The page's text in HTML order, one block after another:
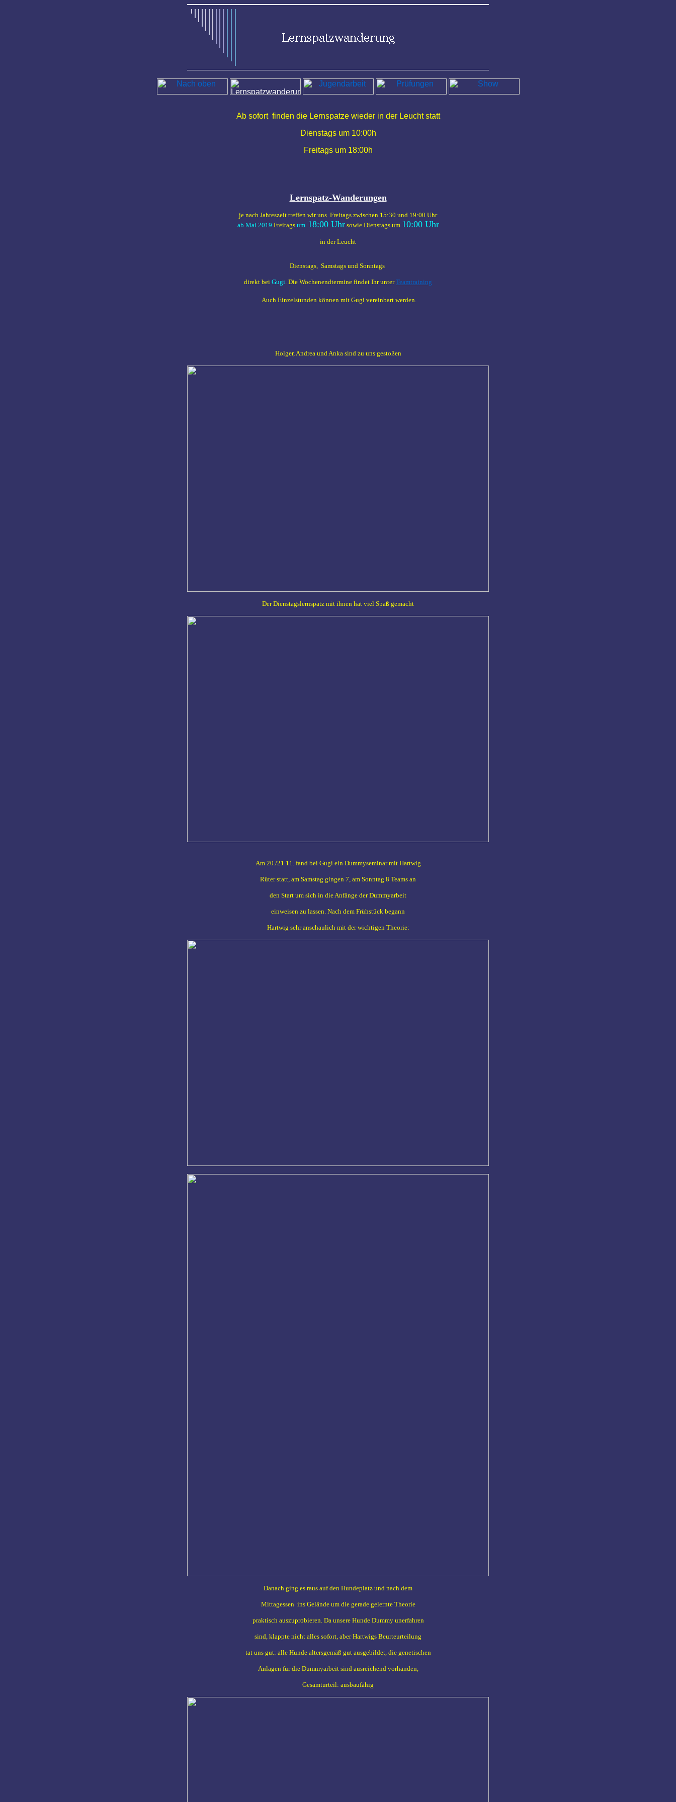
Ab sofort finden die Lernspatze wieder in der Leucht statt
Dienstags um 10:00h
Freitags um 18:00h
Lernspatz-Wanderungen
je nach Jahreszeit treffen wir uns Freitags zwischen 15:30 und 19:00 Uhr
ab Mai 2019 Freitagsum18:00 Uhrsowie Dienstags um 10:00 Uhr
in der Leucht
Dienstags, Samstags und Sonntags
direkt bei Gugi. Die Wochenendtermine findet Ihr unterTeamtraining
Auch Einzelstunden können mit Gugi vereinbart werden.
Holger, Andrea und Anka sind zu uns gestoßen
Der Dienstagslernspatz mit ihnen hat viel Spaß gemacht
Am 20./21.11. fand bei Gugi ein Dummyseminar mit Hartwig
Rüter statt, am Samstag gingen 7, am Sonntag 8 Teams an
den Start um sich in die Anfänge der Dummyarbeit
einweisen zu lassen. Nach dem Frühstück begann
Hartwig sehr anschaulich mit der wichtigen Theorie:
Danach ging es raus auf den Hundeplatz und nach dem
Mittagessen ins Gelände um die gerade gelernte Theorie
praktisch auszuprobieren. Da unsere Hunde Dummy unerfahren
sind, klappte nicht alles sofort, aber Hartwigs Beurteurteilung
tat uns gut: alle Hunde altersgemäß gut ausgebildet, die genetischen
Anlagen für die Dummyarbeit sind ausreichend vorhanden,
Gesamturteil: ausbaufähig